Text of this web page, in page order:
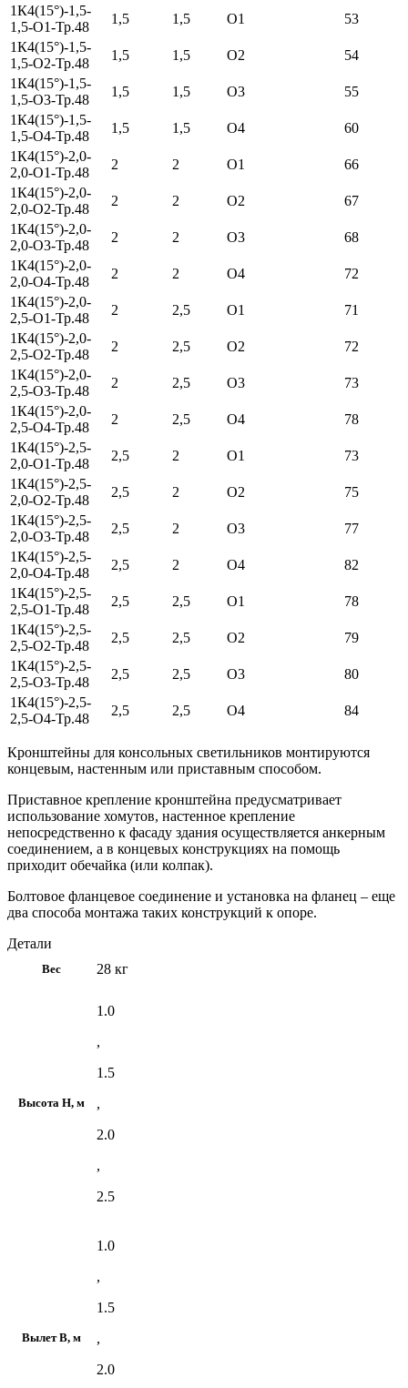
1К4(15°)-1,5-
1,5-О1-Тр.48
1,5 1,5 О1
53
1К4(15°)-1,5-
1,5-О2-Тр.48
1,5 1,5 О2
54
1К4(15°)-1,5-
1,5-О3-Тр.48
1,5 1,5 О3
55
1К4(15°)-1,5-
1,5-О4-Тр.48
1,5 1,5 О4
60
1К4(15°)-2,0-
2,0-О1-Тр.48
2 2 О1
66
1К4(15°)-2,0-
2,0-О2-Тр.48
2 2 О2
67
1К4(15°)-2,0-
2,0-О3-Тр.48
2 2 О3
68
1К4(15°)-2,0-
2,0-О4-Тр.48
2 2 О4
72
1К4(15°)-2,0-
2,5-О1-Тр.48
2 2,5 О1
71
1К4(15°)-2,0-
2,5-О2-Тр.48
2 2,5 О2
72
1К4(15°)-2,0-
2,5-О3-Тр.48
2 2,5 О3
73
1К4(15°)-2,0-
2,5-О4-Тр.48
2 2,5 О4
78
1К4(15°)-2,5-
2,0-О1-Тр.48
2,5 2 О1
73
1К4(15°)-2,5-
2,0-О2-Тр.48
2,5 2 О2
75
1К4(15°)-2,5-
2,0-О3-Тр.48
2,5 2 О3
77
1К4(15°)-2,5-
2,0-О4-Тр.48
2,5 2 О4
82
1К4(15°)-2,5-
2,5-О1-Тр.48
2,5 2,5 О1
78
1К4(15°)-2,5-
2,5-О2-Тр.48
2,5 2,5 О2
79
1К4(15°)-2,5-
2,5-О3-Тр.48
2,5 2,5 О3
80
1К4(15°)-2,5-
2,5-О4-Тр.48
2,5 2,5 О4 84
Кронштейны для консольных светильников монтируются
концевым, настенным или приставным способом.
Приставное крепление кронштейна предусматривает
использование хомутов, настенное крепление
непосредственно к фасаду здания осуществляется анкерным
соединением, а в концевых конструкциях на помощь
приходит обечайка (или колпак).
Болтовое фланцевое соединение и установка на фланец – еще
два способа монтажа таких конструкций к опоре.
Детали
Вес 28 кг
Высота H, м
1.0
,
1.5
,
2.0
,
2.5
Вылет В, м
1.0
,
1.5
,
2.0